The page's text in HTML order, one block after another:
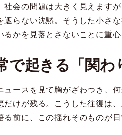
社会の問題は大きく見えます
遮らない沈黙。そうした小さ
るかを見落とさないことに重
で起きる「関
ュースを見て胸がざわつき、
だけが残る。こうした往復は
る前に、この揺れそのものが